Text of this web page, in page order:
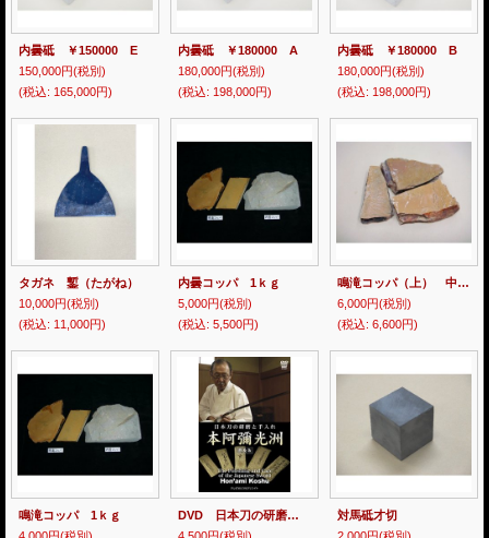
内曇砥 ￥150000 E
150,000円(税別)
(税込: 165,000円)
内曇砥 ￥180000 A
180,000円(税別)
(税込: 198,000円)
内曇砥 ￥180000 B
180,000円(税別)
(税込: 198,000円)
タガネ 鏨（たがね）
10,000円(税別)
(税込: 11,000円)
内曇コッパ 1ｋｇ
5,000円(税別)
(税込: 5,500円)
鳴滝コッパ（上） 中山産 1ｋｇ
6,000円(税別)
(税込: 6,600円)
鳴滝コッパ 1ｋｇ
DVD 日本刀の研磨と手入れ
対馬砥才切